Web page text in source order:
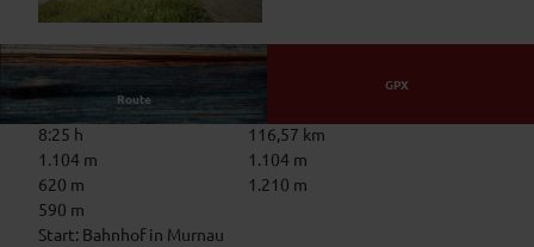
Das Blaue Land
Route
GPX
8:25 h
116,57 km
1.104 m
1.104 m
620 m
1.210 m
590 m
Start: Bahnhof in Murnau